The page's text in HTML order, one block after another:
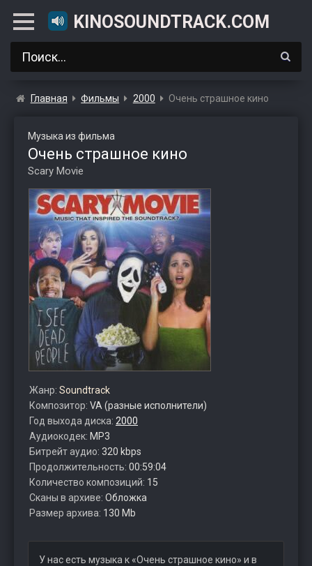
KINOSOUNDTRACK.COM
Главная Фильмы 2000 Очень страшное кино
Музыка из фильма
Очень страшное кино
Scary Movie
Жанр: Soundtrack
Композитор: VA (разные исполнители)
Год выхода диска: 2000
Аудиокодек: MP3
Битрейт аудио: 320 kbps
Продолжительность: 00:59:04
Количество композиций: 15
Сканы в архиве: Обложка
Размер архива: 130 Mb
У нас есть музыка к «Очень страшное кино» и в